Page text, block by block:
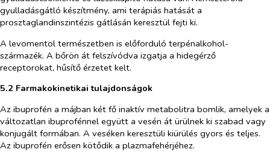
gyulladásgátló készítmény, ami terápiás hatását a
prosztaglandinszintézis gátlásán keresztül fejti ki.
A levomentol természetben is előforduló terpénalkohol-
származék. A bőrön át felszívódva izgatja a hidegérző
receptorokat, hűsítő érzetet kelt.
5.2 Farmakokinetikai tulajdonságok
Az ibuprofén a májban két fő inaktív metabolitra bomlik, amelyek a
változatlan ibuprofénnel együtt a vesén át ürülnek ki szabad vagy
konjugált formában. A veséken keresztüli kiürülés gyors és teljes.
Az ibuprofén erősen kötődik a plazmafehérjéhez.